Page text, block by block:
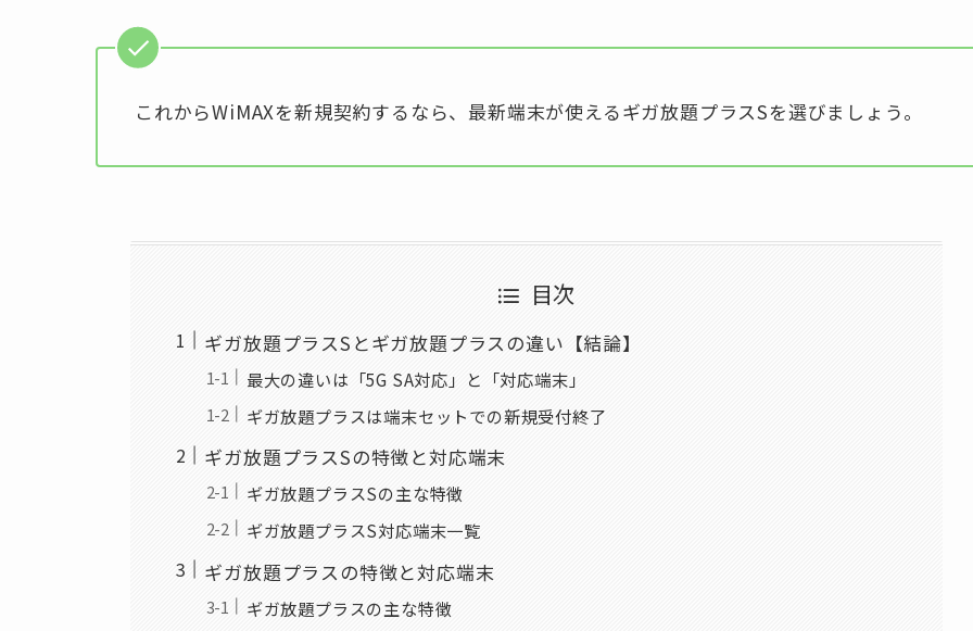
これからWiMAXを新規契約するなら、最新端末が使えるギガ放題プラスSを選びましょう。
目次
ギガ放題プラスSとギガ放題プラスの違い【結論】
最大の違いは「5G SA対応」と「対応端末」
ギガ放題プラスは端末セットでの新規受付終了
ギガ放題プラスSの特徴と対応端末
ギガ放題プラスSの主な特徴
ギガ放題プラスS対応端末一覧
ギガ放題プラスの特徴と対応端末
ギガ放題プラスの主な特徴